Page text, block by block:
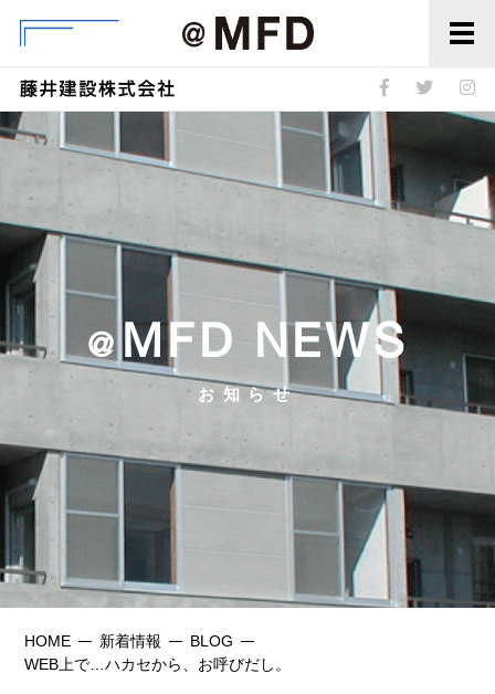
@ MFD NEWS
お知らせ
HOME 新着情報
BLOG
WEB上で…ハカセから、お呼びだし。